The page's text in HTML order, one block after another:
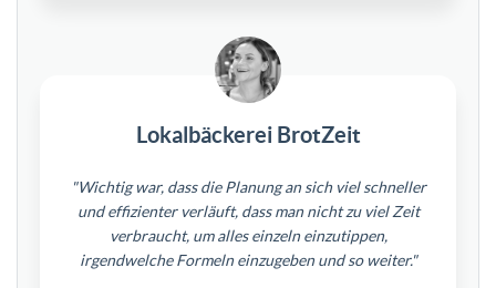
Lokalbäckerei BrotZeit
"Wichtig war, dass die Planung an sich viel schneller
und effizienter verläuft, dass man nicht zu viel Zeit
verbraucht, um alles einzeln einzutippen,
irgendwelche Formeln einzugeben und so weiter."